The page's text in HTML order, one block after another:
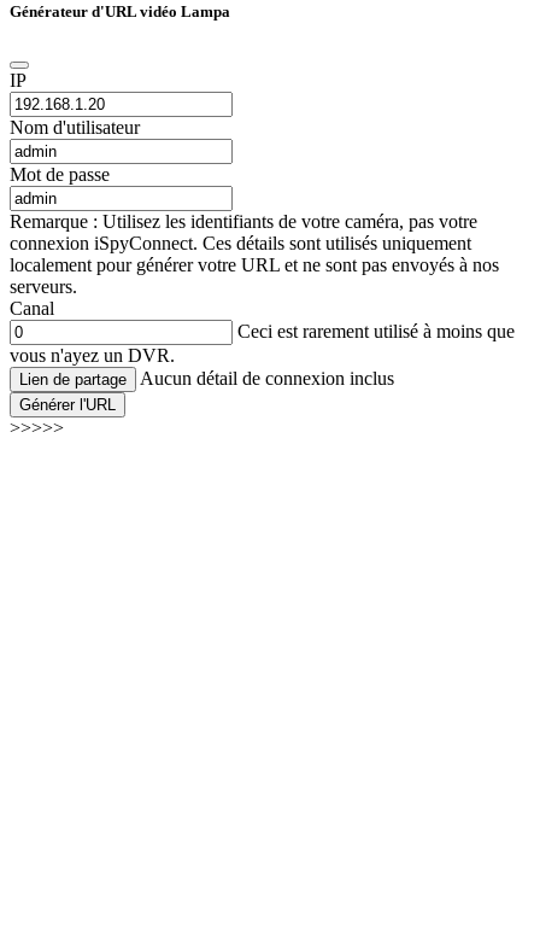
Générateur d'URL vidéo Lampa
IP
Nom d'utilisateur
Mot de passe
Remarque : Utilisez les identifiants de votre caméra, pas votre
connexion iSpyConnect. Ces détails sont utilisés uniquement
localement pour générer votre URL et ne sont pas envoyés à nos
serveurs.
Canal
Ceci est rarement utilisé à moins que
vous n'ayez un DVR.
Lien de partage Aucun détail de connexion inclus
Générer l'URL
>>>>>